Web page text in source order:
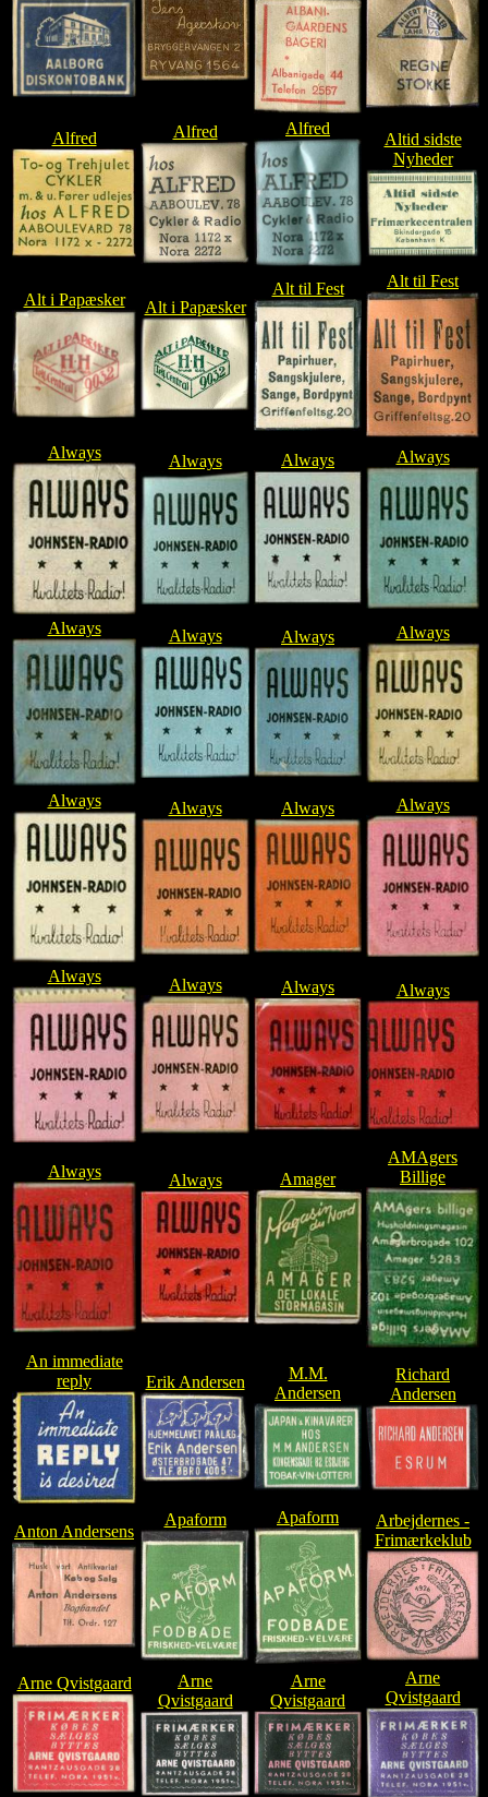
Alfred Alfred Alfred
Altid sidste
Nyheder
Alt i Papæsker Alt i Papæsker
Alt til Fest Alt til Fest
Always Always Always Always
Always Always Always Always
Always Always Always Always
Always Always Always Always
Always Always Amager
AMAgers
Billige
An immediate
reply
Erik Andersen
M.M.
Andersen
Richard
Andersen
Anton Andersens
Apaform Apaform
Arbejdernes -
Frimærkeklub
Arne Qvistgaard
Arne
Qvistgaard
Arne
Qvistgaard
Arne
Qvistgaard